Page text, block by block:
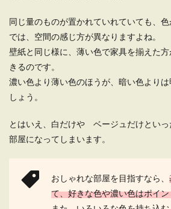
が忙しくて心が疲れて
しょ...
一人暮らしで悩む
一人暮らしの部屋で
ト次第で住心地のいい
同じ量のものが置かれていれていても、
では、空間の感じ方が異なりますよね。
壁紙と同じ様に、薄い色で家具を揃えた
きるのです。
濃い色より薄い色のほうが、暗い色より
しょう。
とはいえ、白だけや ベージュだけとい
部屋になってしまいます。
おしゃれな部屋を目指すなら、
て、好きな色や濃い色はポイ